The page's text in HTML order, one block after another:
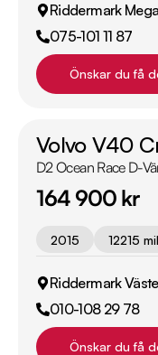
Riddermark
075-101 11 87
Önskar du få
Volvo V40
D2 Ocean Race D-
164 900 kr
2015 12215 mil
Riddermark
010-108 29 78
Önskar du få